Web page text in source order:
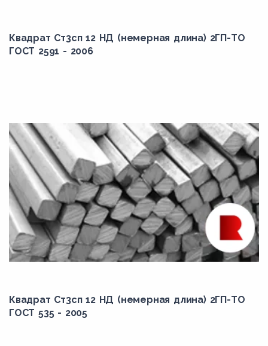
Квадрат Ст3сп 12 НД (немерная длина) 2ГП-ТО
ГОСТ 2591 - 2006
Квадрат Ст3сп 12 НД (немерная длина) 2ГП-ТО
ГОСТ 535 - 2005